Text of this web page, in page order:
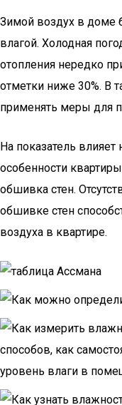
Зимой воздух в доме
влагой. Холодная
отопления нередко
отметки ниже 30%. В
применять меры для
На показатель влияет
особенности
обшивка стен.
обшивке стен
воздуха в квартире.